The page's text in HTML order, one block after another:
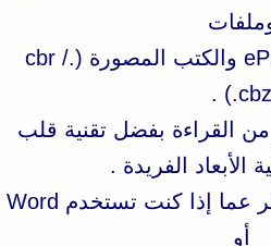
الكتب الإلكترونية .ePub والكتب المصورة (.cbr /
.cbz) .
القراءة بفضل تقنية قلب
الأبعاد الفريدة .
إنشاء PDF - بغض النظر عما إذا كنت تستخدم Word
أو